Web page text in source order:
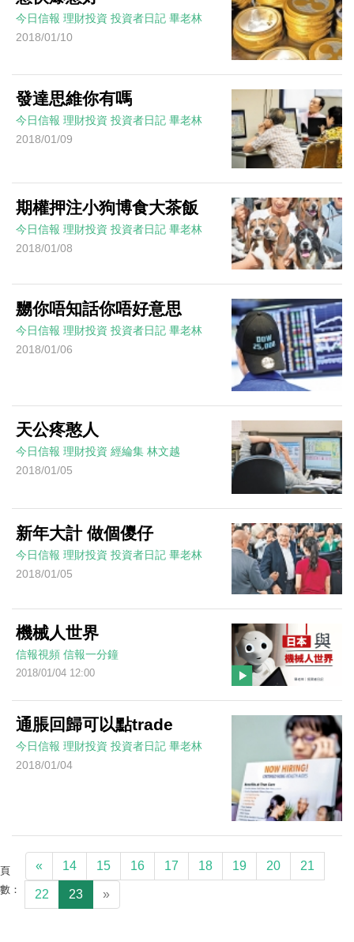
今日信報 理財投資 投資者日記 畢老林
2018/01/10
發達思維你有嗎
今日信報 理財投資 投資者日記 畢老林
2018/01/09
期權押注小狗博食大茶飯
今日信報 理財投資 投資者日記 畢老林
2018/01/08
嬲你唔知話你唔好意思
今日信報 理財投資 投資者日記 畢老林
2018/01/06
天公疼憨人
今日信報 理財投資 經綸集 林文越
2018/01/05
新年大計 做個儍仔
今日信報 理財投資 投資者日記 畢老林
2018/01/05
機械人世界
信報視頻 信報一分鐘
2018/01/04 12:00
通脹回歸可以點trade
今日信報 理財投資 投資者日記 畢老林
2018/01/04
頁
數：
« 14 15 16 17 18 19 20 21
22 23 »